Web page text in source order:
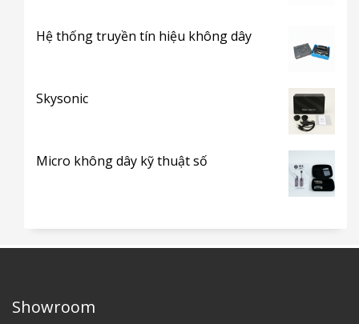
Hệ thống truyền tín hiệu không dây
Skysonic
Micro không dây kỹ thuật số
Showroom